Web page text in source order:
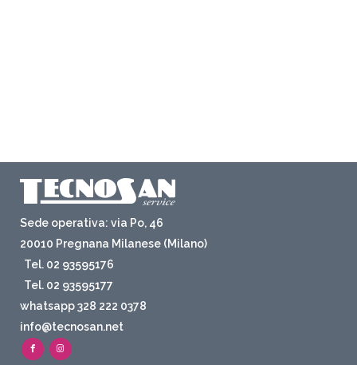
Sede operativa: via Po, 46
20010 Pregnana Milanese (Milano)
Tel. 02 93595176
Tel. 02 93595177
whatsapp 328 222 0378
info@tecnosan.net